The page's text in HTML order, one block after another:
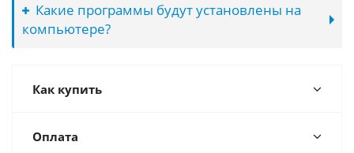
Какие программы будут установлены на
компьютере?
Как купить
Оплата